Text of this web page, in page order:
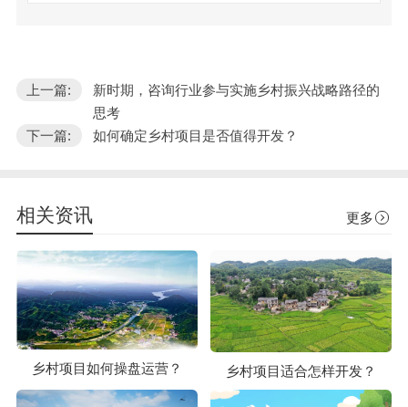
上一篇:
新时期，咨询行业参与实施乡村振兴战略路径的
思考
下一篇:
如何确定乡村项目是否值得开发？
相关资讯 更多
乡村项目如何操盘运营？ 乡村项目适合怎样开发？